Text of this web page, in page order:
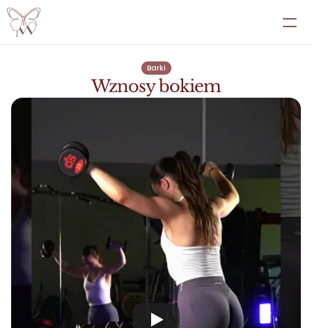
PRZEMIANY
WSPÓŁPRACA INDYWIDUALNA
Barki
Wznosy bokiem